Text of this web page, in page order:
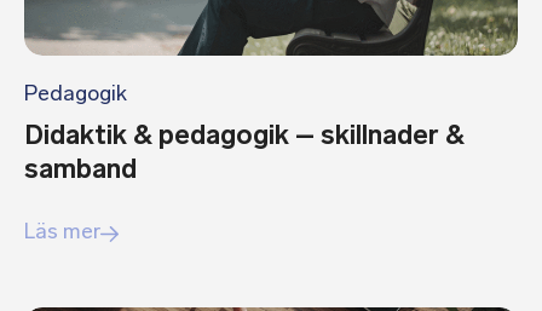
Pedagogik
Didaktik & pedagogik – skillnader &
samband
Läs mer